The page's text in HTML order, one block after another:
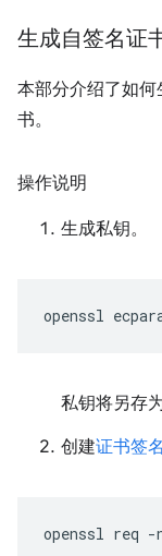
生成自签名证
本部分介绍了如
书。
操作说明
生成私钥。
openssl
私钥将另存
创建证书签
openssl req -